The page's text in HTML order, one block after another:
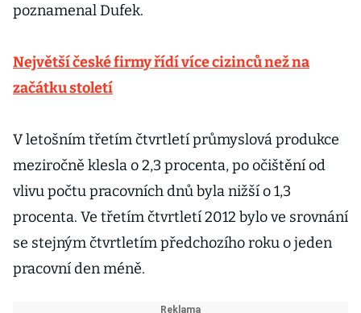
poznamenal Dufek.
Největší české firmy řídí více cizinců než na
začátku století
V letošním třetím čtvrtletí průmyslová produkce
meziročně klesla o 2,3 procenta, po očištění od
vlivu počtu pracovních dnů byla nižší o 1,3
procenta. Ve třetím čtvrtletí 2012 bylo ve srovnání
se stejným čtvrtletím předchozího roku o jeden
pracovní den méně.